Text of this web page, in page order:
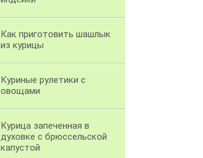
Как приготовить шашлык
из курицы
Куриные рулетики с
овощами
Курица запеченная в
духовке с брюссельской
капустой